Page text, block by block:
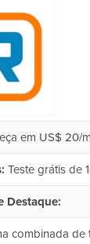
em US$ 20/
Teste grátis de
Destaque:
combinada